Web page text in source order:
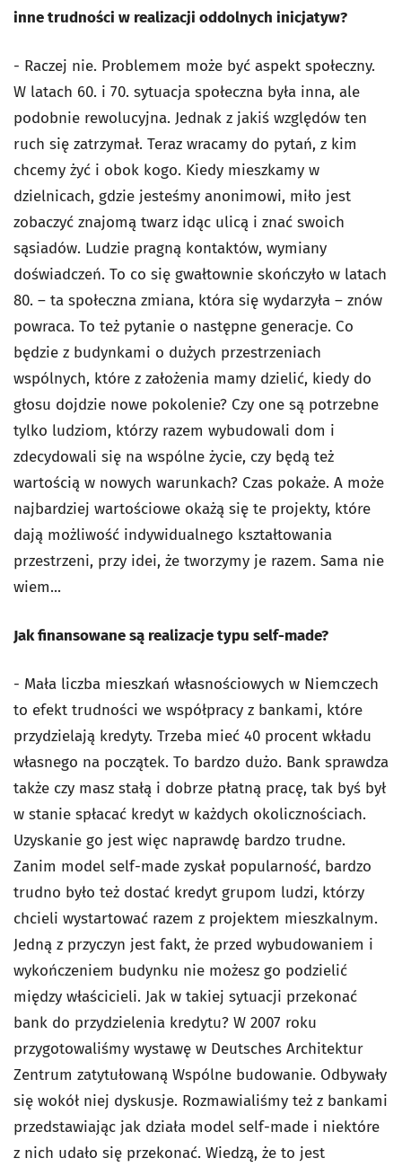
inne trudności w realizacji oddolnych inicjatyw?
- Raczej nie. Problemem może być aspekt społeczny.
W latach 60. i 70. sytuacja społeczna była inna, ale
podobnie rewolucyjna. Jednak z jakiś względów ten
ruch się zatrzymał. Teraz wracamy do pytań, z kim
chcemy żyć i obok kogo. Kiedy mieszkamy w
dzielnicach, gdzie jesteśmy anonimowi, miło jest
zobaczyć znajomą twarz idąc ulicą i znać swoich
sąsiadów. Ludzie pragną kontaktów, wymiany
doświadczeń. To co się gwałtownie skończyło w latach
80. – ta społeczna zmiana, która się wydarzyła – znów
powraca. To też pytanie o następne generacje. Co
będzie z budynkami o dużych przestrzeniach
wspólnych, które z założenia mamy dzielić, kiedy do
głosu dojdzie nowe pokolenie? Czy one są potrzebne
tylko ludziom, którzy razem wybudowali dom i
zdecydowali się na wspólne życie, czy będą też
wartością w nowych warunkach? Czas pokaże. A może
najbardziej wartościowe okażą się te projekty, które
dają możliwość indywidualnego kształtowania
przestrzeni, przy idei, że tworzymy je razem. Sama nie
wiem...
Jak finansowane są realizacje typu self-made?
- Mała liczba mieszkań własnościowych w Niemczech
to efekt trudności we współpracy z bankami, które
przydzielają kredyty. Trzeba mieć 40 procent wkładu
własnego na początek. To bardzo dużo. Bank sprawdza
także czy masz stałą i dobrze płatną pracę, tak byś był
w stanie spłacać kredyt w każdych okolicznościach.
Uzyskanie go jest więc naprawdę bardzo trudne.
Zanim model self-made zyskał popularność, bardzo
trudno było też dostać kredyt grupom ludzi, którzy
chcieli wystartować razem z projektem mieszkalnym.
Jedną z przyczyn jest fakt, że przed wybudowaniem i
wykończeniem budynku nie możesz go podzielić
między właścicieli. Jak w takiej sytuacji przekonać
bank do przydzielenia kredytu? W 2007 roku
przygotowaliśmy wystawę w Deutsches Architektur
Zentrum zatytułowaną Wspólne budowanie. Odbywały
się wokół niej dyskusje. Rozmawialiśmy też z bankami
przedstawiając jak działa model self-made i niektóre
z nich udało się przekonać. Wiedzą, że to jest